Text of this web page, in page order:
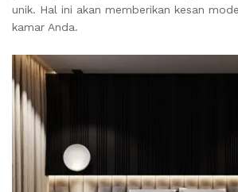
unik. Hal ini akan memberikan kesan
kamar Anda.